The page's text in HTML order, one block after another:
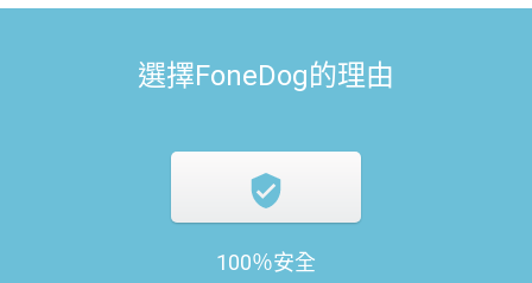
選擇FoneDog的理由
100％安全